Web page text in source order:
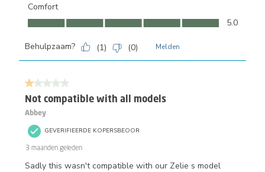
Comfort
Comfort, 5.0 van 5
5.0
Behulpzaam? (1) (0) Melden
1 van 5 sterren.
Not compatible with all models
Abbey
GEVERIFIEERDE KOPERSBEOOR
3 maanden geleden
Sadly this wasn't compatible with our Zelie s model